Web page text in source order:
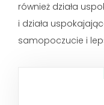
również działa
i działa
samopoczucie i